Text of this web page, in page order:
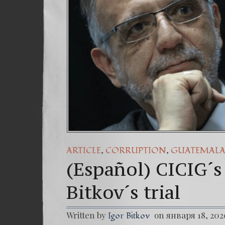
ARTICLE, CORRUPTION, GUATEMALA
(Español)
Bitkov´s trial
Written by Igor Bitkov on января 18,